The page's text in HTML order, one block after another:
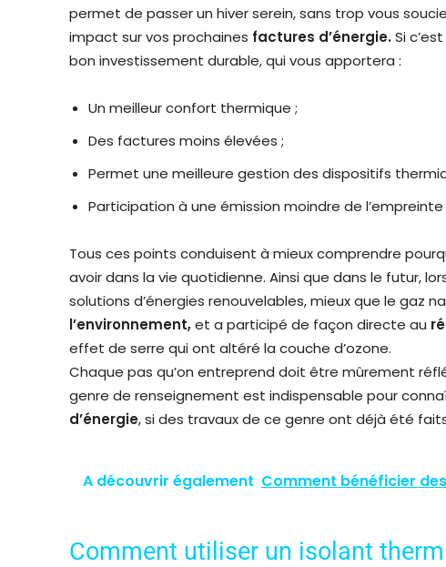
permet de passer un hiver serein, sans trop vous
impact sur vos prochaines factures d’énergie.Si
bon investissement durable, qui vous apportera :
Un meilleur confort thermique ;
Des factures moins élevées ;
Permet une meilleure gestion des dispositifs
Participation à une émission moindre de
Tous ces points conduisent à mieux comprendre
avoir dans la vie quotidienne. Ainsi que dans le futur,
solutions d’énergies renouvelables, mieux que le gaz
l’environnement,et a participé de façon directe au
effet de serre qui ont altéré la couche d’ozone.
Chaque pas qu’on entreprend doit être mûrement
genre de renseignement est indispensable pour
d’énergie, si des travaux de ce genre ont déjà été
A découvrir également Comment bénéficier
Comment utiliser un isolant